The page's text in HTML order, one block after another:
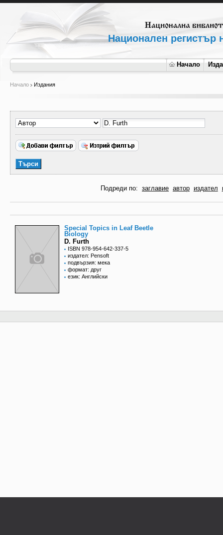
Национален регистър
Начало
Начало Издания
Подреди по: заглавие автор издател
Special Topics in Leaf Beetle
Biology
D. Furth
ISBN 978-954-642-337-5
издател: Pensoft
подвързия: мека
формат: друг
език: Английски